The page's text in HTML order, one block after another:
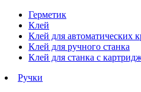
Герметик
Клей
Клей для автоматических
Клей для ручного станка
Клей для станка с
Ручки